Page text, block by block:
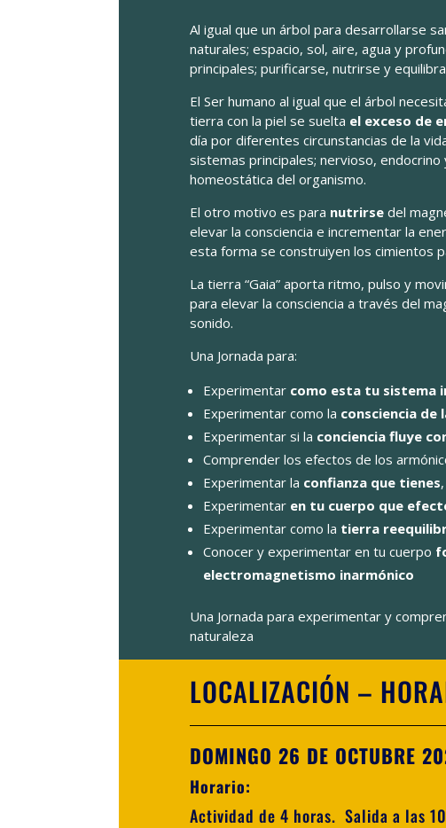
Al igual que un árbol para desarrollarse
naturales; espacio, sol, aire, agua y
principales; purificarse, nutrirse y
El Ser humano al igual que el árbol
tierra con la piel se suelta el exceso de
día por diferentes circunstancias de la
sistemas principales; nervioso, endocrino
homeostática del organismo.
El otro motivo es para nutrirse del
elevar la consciencia e incrementar la
esta forma se construiyen los cimientos
La tierra “Gaia” aporta ritmo, pulso y
para elevar la consciencia a través del
sonido.
Una Jornada para:
Experimentar como esta tu sistema
Experimentar como la consciencia de
Experimentar si la conciencia fluye
Comprender los efectos de los
Experimentar la confianza que tienes
Experimentar en tu cuerpo que
Experimentar como la tierra
Conocer y experimentar en tu cuerpo
electromagnetismo inarmónico
Una Jornada para experimentar y
naturaleza
LOCALIZACIÓN –
DOMINGO 26 DE OCTUBRE
Horario:
Actividad de 4 horas. Salida a las